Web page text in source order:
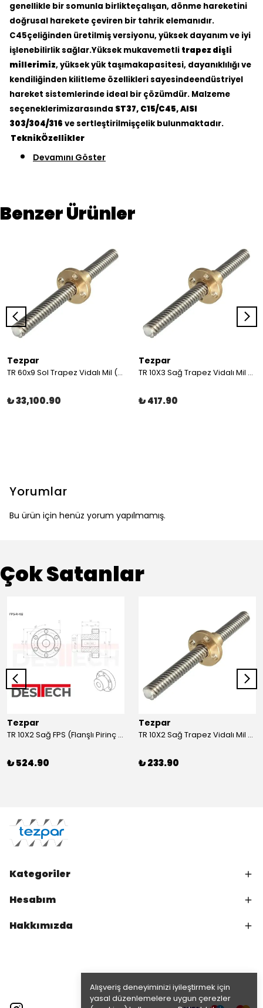
Alışveriş deneyiminizi iyileştirmek için
yasal düzenlemelere uygun çerezler
genellikle bir somunla birlikteçalışan, dönme hareketini
doğrusal harekete çeviren bir tahrik elemanıdır.
C45çeliğinden üretilmiş versiyonu, yüksek dayanım ve iyi
işlenebilirlik sağlar.Yüksek mukavemetli trapez dişli
millerimiz, yüksek yük taşımakapasitesi, dayanıklılığı ve
kendiliğinden kilitleme özellikleri sayesindeendüstriyel
hareket sistemlerinde ideal bir çözümdür. Malzeme
seçeneklerimizarasında ST37, C15/C45, AISI
303/304/316 ve sertleştirilmişçelik bulunmaktadır.
TeknikÖzellikler
Devamını Göster
Benzer Ürünler
Tezpar
TR 60x9 Sol Trapez Vidalı Mil (6 Metre C45)
₺ 33,100.90
Tezpar
TR 10X3 Sağ Trapez Vidalı Mil (2 Metre C45)
₺ 417.90
Yorumlar
Bu ürün için henüz yorum yapılmamış.
Çok Satanlar
Tezpar
TR 10X2 Sağ FPS (Flanşlı Pirinç Somun)
₺ 524.90
Tezpar
TR 10X2 Sağ Trapez Vidalı Mil (1 Metre C45)
₺ 233.90
Kategoriler
Hesabım
Hakkımızda